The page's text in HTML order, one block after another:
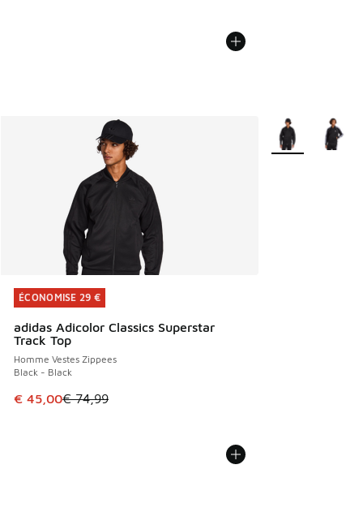
ÉCONOMISE 29 €
adidas Adicolor Classics Superstar
Track Top
Homme Vestes Zippees
Black - Black
Cet article est en promotion. Prix en baisse de € 74,99 à
€ 45,00€ 74,99
ÉCONOMISE 29 €
Plus de couleurs